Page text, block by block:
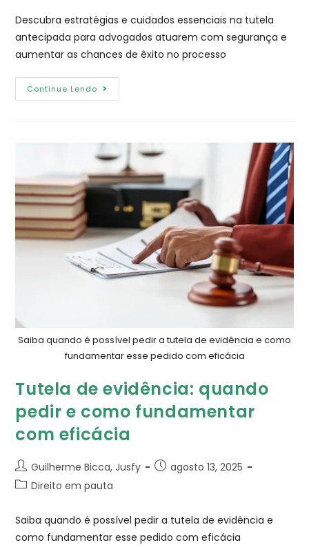
Descubra estratégias e cuidados essenciais na tutela
antecipada para advogados atuarem com segurança e
aumentar as chances de êxito no processo
Continue Lendo
Saiba quando é possível pedir a tutela de evidência e como
fundamentar esse pedido com eficácia
Tutela de evidência​: quando
pedir e como fundamentar
com eficácia
Guilherme Bicca, Jusfy
agosto 13, 2025
Direito em pauta
Saiba quando é possível pedir a tutela de evidência e
como fundamentar esse pedido com eficácia